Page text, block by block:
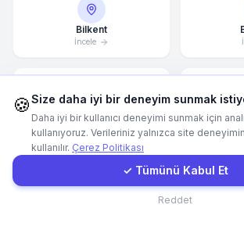
Bilkent
İncele
Bornova
İncele
Müşteri
🍪Size daha iyi bir deneyim sunmak
Daha iyi bir kullanıcı deneyimi sunmak için
kullanıyoruz. Verileriniz yalnızca site
kullanılır. Çerez Politikası
✓ Tümünü Kabul Et
Reddet